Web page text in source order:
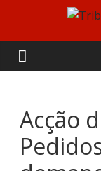
content
da
de
Acção